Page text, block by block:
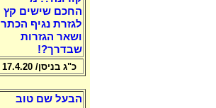
החכם שישים קץ
לגזרת נגיף הכתר
ושאר הגזרות
שבדרך?!
כ"ג בניסן/ 17.4.20
הבעל שם טוב